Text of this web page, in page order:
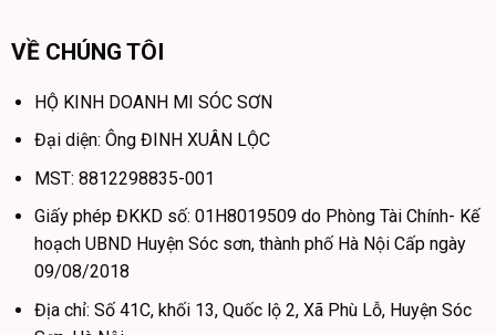
VỀ CHÚNG TÔI
HỘ KINH DOANH MI SÓC SƠN
Đại diện: Ông ĐINH XUÂN LỘC
MST: 8812298835-001
Giấy phép ĐKKD số: 01H8019509 do Phòng Tài Chính- Kế
hoạch UBND Huyện Sóc sơn, thành phố Hà Nội Cấp ngày
09/08/2018
Địa chỉ: Số 41C, khối 13, Quốc lộ 2, Xã Phù Lỗ, Huyện Sóc